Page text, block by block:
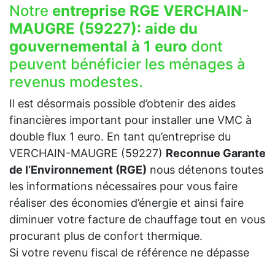
Notre entreprise RGE VERCHAIN-
MAUGRE (59227): aide du
gouvernemental à 1 euro dont
peuvent bénéficier les ménages à
revenus modestes.
Il est désormais possible d’obtenir des aides
financières important pour installer une VMC à
double flux 1 euro. En tant qu’entreprise du
VERCHAIN-MAUGRE (59227) Reconnue Garante
de l’Environnement (RGE) nous détenons toutes
les informations nécessaires pour vous faire
réaliser des économies d’énergie et ainsi faire
diminuer votre facture de chauffage tout en vous
procurant plus de confort thermique.
Si votre revenu fiscal de référence ne dépasse